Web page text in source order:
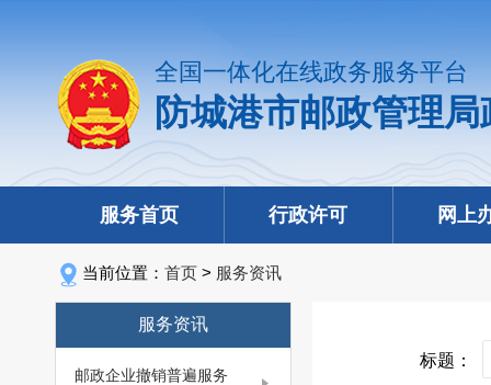
全国一体化在线政务服务平台
防城港市邮政管理
服务首页 行政许可 网上
当前位置： 首页 > 服务资讯
服务资讯
邮政企业撤销普遍服务
标题：